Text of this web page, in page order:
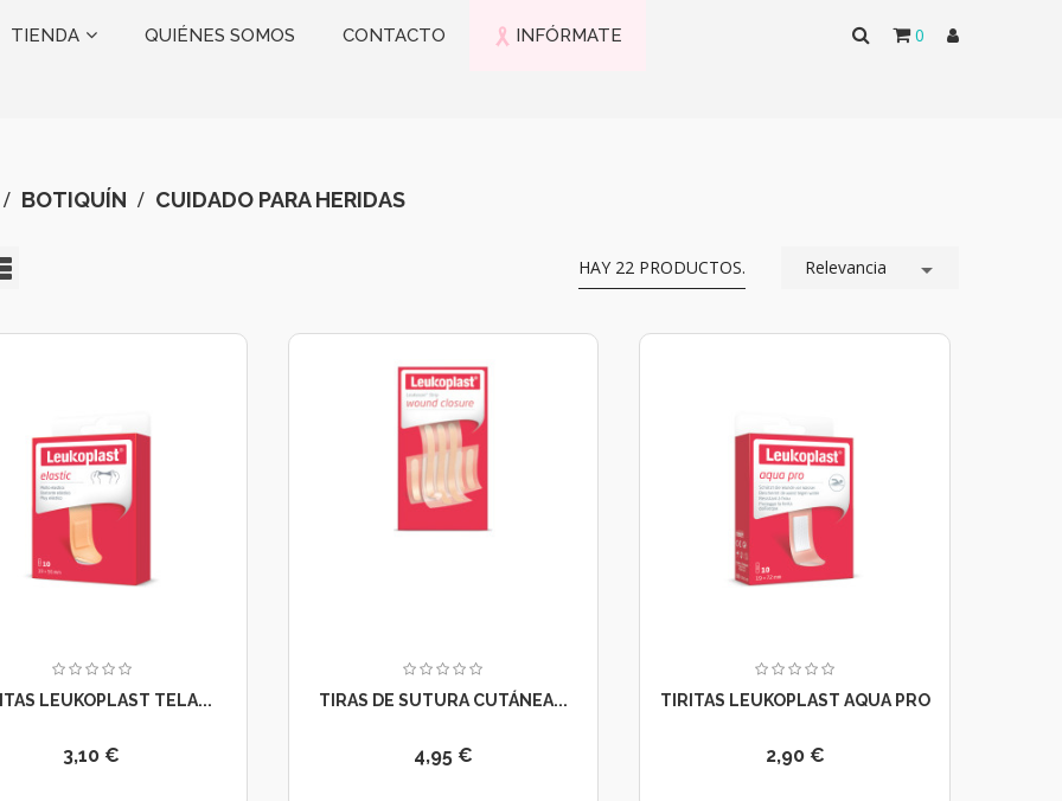
0
TIENDA QUIÉNES SOMOS CONTACTO INFÓRMATE
BOTIQUÍN CUIDADO PARA HERIDAS
HAY 22 PRODUCTOS. Relevancia 
LEUKOPLAST TELA...
3,10 €
TIRAS DE SUTURA CUTÁNEA...
4,95 €
TIRITAS LEUKOPLAST AQUA PRO
2,90 €